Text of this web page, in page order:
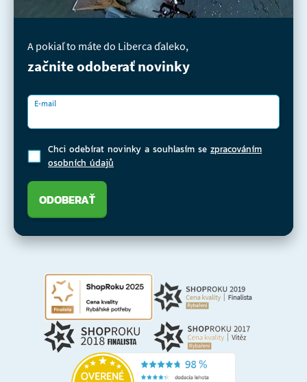
A pokiaľ to máte do Liberca ďaleko,
začnite odoberať novinky
E-mail
Chci odebírat novinky a souhlasím se zpracováním
osobních údajů
ODOBERAŤ